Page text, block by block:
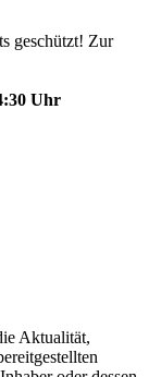
geschützt! Zur
Uhr
Aktualität,